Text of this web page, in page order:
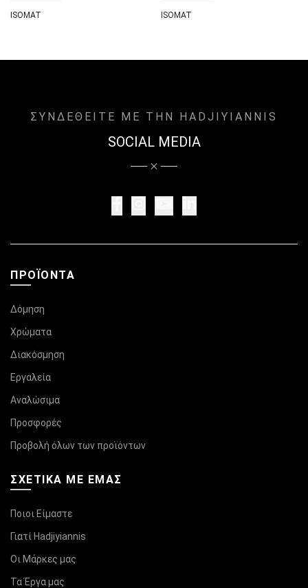
ISOMAT ISOMAT
ΣΥΝΔΕΘΕΙΤΕ ΜΕ ΤΗΝ HADJIYIANNIS
SOCIAL MEDIA
ΠΡΟΪΌΝΤΑ
Δόμηση
Χρώματα
Διακόσμηση
Εργαλεία
Αναλώσιμα
Προσφορές
Προβολή όλων των προϊόντων
ΣΧΕΤΙΚΆ ΜΕ ΕΜΑΣ
Ποιοι Είμαστε
Γιατί Hadjiyiannis
Οι Μάρκες μας
Τα Έργα μας